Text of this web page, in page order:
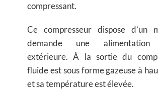
compressant.
Ce compresseur dispose d’un
demande une alimentation
extérieure. À la sortie du
fluide est sous forme gazeuse à
et sa température est élevée.